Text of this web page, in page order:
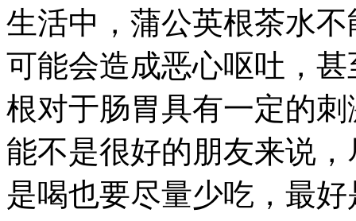
生活中，蒲公英根茶水
可能会造成恶心呕吐，
根对于肠胃具有一定的
能不是很好的朋友来说
是喝也要尽量少吃，最